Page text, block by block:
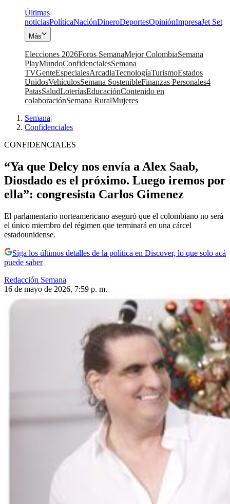
Últimas
noticiasPolíticaNaciónDineroDeportesOpiniónImpresaJet Set
Más
Elecciones 2026Foros SemanaMejor ColombiaSemana
PlayMundoConfidencialesSemana
TVGenteEspecialesArcadiaTecnologíaTurismoEstados
UnidosVehículosSemana SostenibleFinanzas Personales4
PatasSaludLoteríasEducaciónContenido en
colaboraciónSemana RuralMujeres
Semana|
Confidenciales
CONFIDENCIALES
“Ya que Delcy nos envía a Alex Saab,
Diosdado es el próximo. Luego iremos por
ella”: congresista Carlos Gimenez
El parlamentario norteamericano aseguró que el colombiano no será
el único miembro del régimen que terminará en una cárcel
estadounidense.
Siga los últimos detalles de la política en Discover, lo que solo acá
puede saber
Redacción Semana
16 de mayo de 2026, 7:59 p. m.